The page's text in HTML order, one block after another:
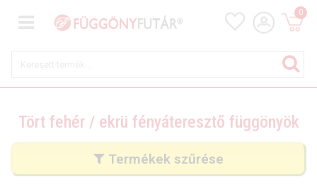
0
Tört fehér / ekrü fényáteresztő függönyök
Termékek szűrése